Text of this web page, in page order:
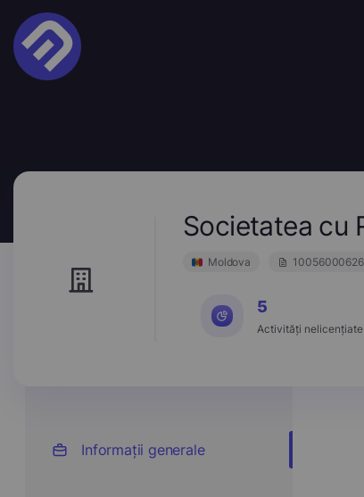
Societatea cu
Moldova
5
Activități nelicențiate
Informații generale